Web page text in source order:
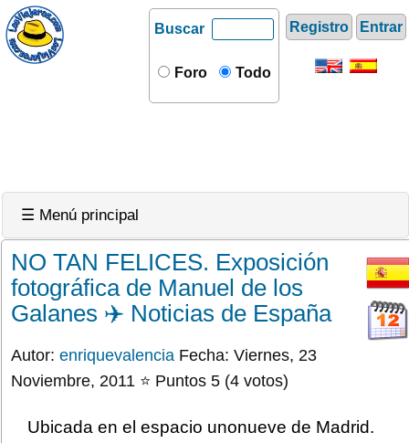
Registro Entrar
Buscar
Foro Todo
☰ Menú principal
NO TAN FELICES. Exposición
fotográfica de Manuel de los
Galanes ✈️ Noticias de España
Autor: enriquevalencia Fecha: Viernes, 23
Noviembre, 2011 ⭐ Puntos 5 (4 votos)
Ubicada en el espacio unonueve de Madrid.